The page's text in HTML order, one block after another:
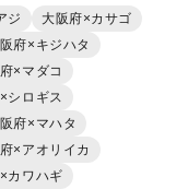
ジ
大阪府×カサゴ
府×キジハタ
×マダコ
シロギス
府×マハタ
×アオリイカ
カワハギ